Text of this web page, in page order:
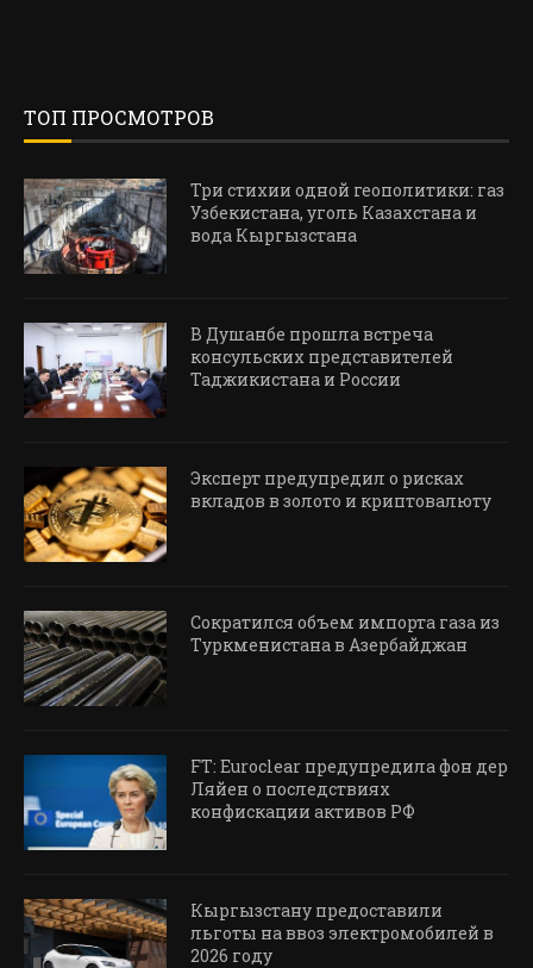
ТОП ПРОСМОТРОВ
Три стихии одной геополитики: газ
Узбекистана, уголь Казахстана и
вода Кыргызстана
В Душанбе прошла встреча
консульских представителей
Таджикистана и России
Эксперт предупредил о рисках
вкладов в золото и криптовалюту
Сократился объем импорта газа из
Туркменистана в Азербайджан
FT: Euroclear предупредила фон дер
Ляйен о последствиях
конфискации активов РФ
Кыргызстану предоставили
льготы на ввоз электромобилей в
2026 году